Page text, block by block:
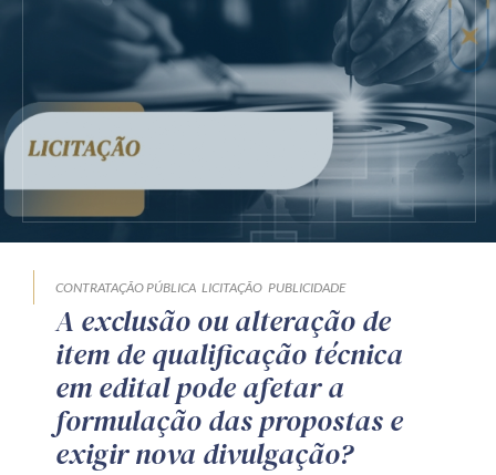
CONTRATAÇÃO PÚBLICA LICITAÇÃO PUBLICIDADE
A exclusão ou alteração de
item de qualificação técnica
em edital pode afetar a
formulação das propostas e
exigir nova divulgação?